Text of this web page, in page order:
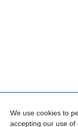
We use cookies to
accepting our use of